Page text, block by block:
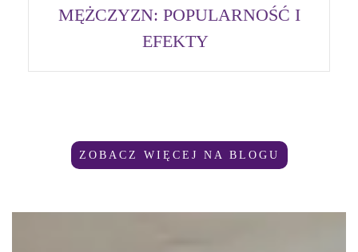
MĘŻCZYZN: POPULARNOŚĆ I
EFEKTY
ZOBACZ WIĘCEJ NA BLOGU